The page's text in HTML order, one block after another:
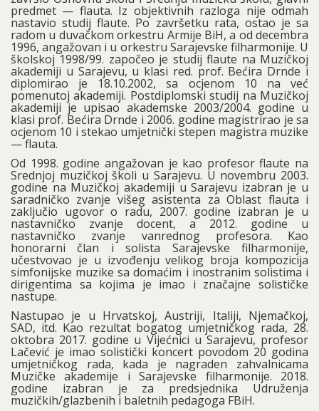
predmet — flauta. Iz objektivnih razloga nije odmah
nastavio studij flaute. Po završetku rata, ostao je sa
radom u duvačkom orkestru Armije BiH, a od decembra
1996, angažovan i u orkestru Sarajevske filharmonije. U
školskoj 1998/99. započeo je studij flaute na Muzičkoj
akademiji u Sarajevu, u klasi red. prof. Bećira Drnde i
diplomirao je 18.10.2002, sa ocjenom 10 na već
pomenutoj akademiji. Postdiplomski studij na Muzičkoj
akademiji je upisao akademske 2003/2004. godine u
klasi prof. Bećira Drnde i 2006. godine magistrirao je sa
ocjenom 10 i stekao umjetnički stepen magistra muzike
— flauta.
Od 1998. godine angažovan je kao profesor flaute na
Srednjoj muzičkoj školi u Sarajevu. U novembru 2003.
godine na Muzičkoj akademiji u Sarajevu izabran je u
saradničko zvanje višeg asistenta za Oblast flauta i
zaključio ugovor o radu, 2007. godine izabran je u
nastavničko zvanje docent, a 2012. godine u
nastavničko zvanje vanrednog profesora. Kao
honorarni član i solista Sarajevske filharmonije,
učestvovao je u izvođenju velikog broja kompozicija
simfonijske muzike sa domaćim i inostranim solistima i
dirigentima sa kojima je imao i značajne solističke
nastupe.
Nastupao je u Hrvatskoj, Austriji, Italiji, Njemačkoj,
SAD, itd. Kao rezultat bogatog umjetničkog rada, 28.
oktobra 2017. godine u Vijećnici u Sarajevu, profesor
Lačević je imao solistički koncert povodom 20 godina
umjetničkog rada, kada je nagraden zahvalnicama
Muzičke akademije i Sarajevske filharmonije. 2018.
godine izabran je za predsjednika Udruženja
muzičkih/glazbenih i baletnih pedagoga FBiH.